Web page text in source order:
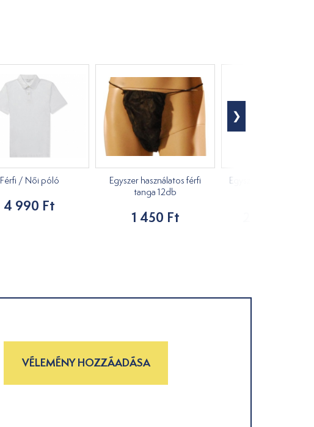
Férfi / Női póló
4 990 Ft
Egyszer használatos férfi
tanga 12db
1 450 Ft
Egyszer használatos
VÉLEMÉNY HOZZÁADÁSA